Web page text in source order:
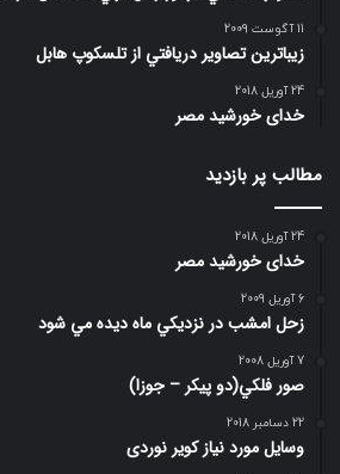
11 آگوست 2009
زيباترين تصاوير دريافتي از تلسكوپ هابل
24 آوریل 2018
خدای خورشید مصر
مطالب پر بازدید
24 آوریل 2018
خدای خورشید مصر
6 آوریل 2009
زحل امشب در نزديكي ماه ديده مي شود
7 آوریل 2008
صور فلكي(دو پیکر – جوزا)
22 دسامبر 2018
وسایل مورد نیاز کویر نوردی